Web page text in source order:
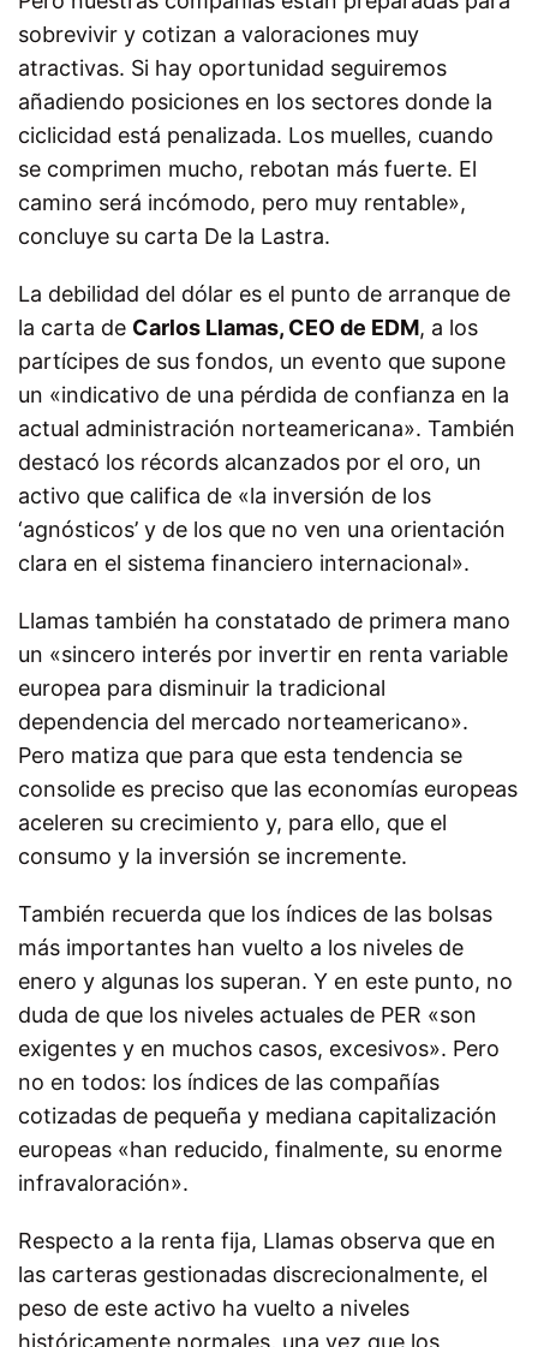
sobrevivir y cotizan a valoraciones muy
atractivas. Si hay oportunidad seguiremos
añadiendo posiciones en los sectores donde la
ciclicidad está penalizada. Los muelles, cuando
se comprimen mucho, rebotan más fuerte. El
camino será incómodo, pero muy rentable»,
concluye su carta De la Lastra.
La debilidad del dólar es el punto de arranque de
la carta de Carlos Llamas, CEO de EDM, a los
partícipes de sus fondos, un evento que supone
un «indicativo de una pérdida de confianza en la
actual administración norteamericana». También
destacó los récords alcanzados por el oro, un
activo que califica de «la inversión de los
‘agnósticos’ y de los que no ven una orientación
clara en el sistema financiero internacional».
Llamas también ha constatado de primera mano
un «sincero interés por invertir en renta variable
europea para disminuir la tradicional
dependencia del mercado norteamericano».
Pero matiza que para que esta tendencia se
consolide es preciso que las economías europeas
aceleren su crecimiento y, para ello, que el
consumo y la inversión se incremente.
También recuerda que los índices de las bolsas
más importantes han vuelto a los niveles de
enero y algunas los superan. Y en este punto, no
duda de que los niveles actuales de PER «son
exigentes y en muchos casos, excesivos». Pero
no en todos: los índices de las compañías
cotizadas de pequeña y mediana capitalización
europeas «han reducido, finalmente, su enorme
infravaloración».
Respecto a la renta fija, Llamas observa que en
las carteras gestionadas discrecionalmente, el
peso de este activo ha vuelto a niveles
históricamente normales, una vez que los